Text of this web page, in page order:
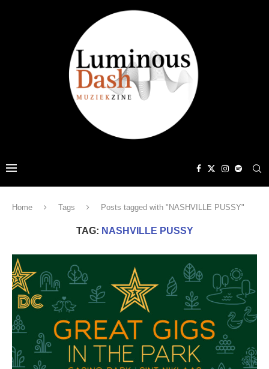
Home Tags Posts tagged with "NASHVILLE PUSSY"
TAG: NASHVILLE PUSSY